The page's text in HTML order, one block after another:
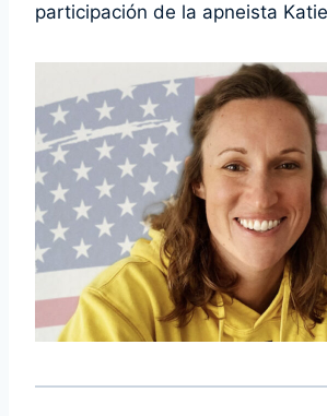
participación de la apneista